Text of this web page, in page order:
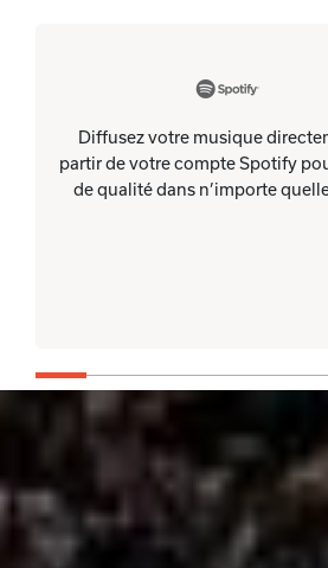
Diffusez votre musique
partir de votre compte Spotify
de qualité dans n’importe